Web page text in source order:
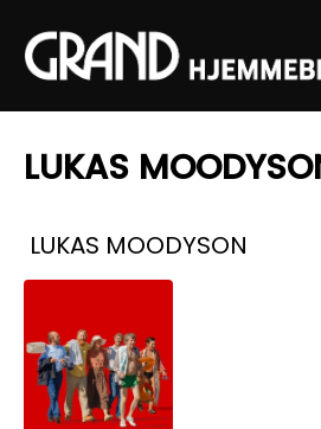
Accessibility Links
LUKAS
Samlinger
LUKAS MOODYSON